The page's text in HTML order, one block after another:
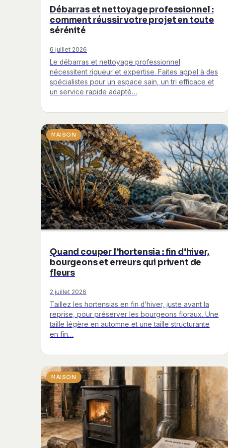
Débarras et nettoyage professionnel :
comment réussir votre projet en toute
sérénité
6 juillet 2026
Le débarras et nettoyage professionnel
nécessitent rigueur et expertise. Faites appel à des
spécialistes pour un espace sain, un tri efficace et
un service rapide adapté…
MAISON
Quand couper l’hortensia : fin d’hiver,
bourgeons et erreurs qui privent de
fleurs
2 juillet 2026
Taillez les hortensias en fin d’hiver, juste avant la
reprise, pour préserver les bourgeons floraux. Une
taille légère en automne et une taille structurante
en fin…
MAISON